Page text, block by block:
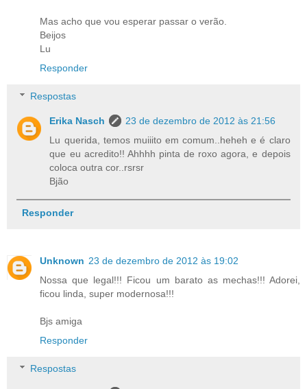
Mas acho que vou esperar passar o verão.
Beijos
Lu
Responder
Respostas
Erika Nasch
23 de dezembro de 2012 às 21:56
Lu querida, temos muiiito em comum..heheh e é claro
que eu acredito!! Ahhhh pinta de roxo agora, e depois
coloca outra cor..rsrsr
Bjão
Responder
Unknown 23 de dezembro de 2012 às 19:02
Nossa que legal!!! Ficou um barato as mechas!!! Adorei,
ficou linda, super modernosa!!!
Bjs amiga
Responder
Respostas